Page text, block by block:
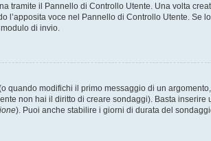
tramite il Pannello di Controllo Utente. Una volta
l’apposita voce nel Pannello di Controllo Utente. Se
di invio.
modifichi il primo messaggio di un
non hai il diritto di creare sondaggi). Basta
). Puoi anche stabilire i giorni di durata del